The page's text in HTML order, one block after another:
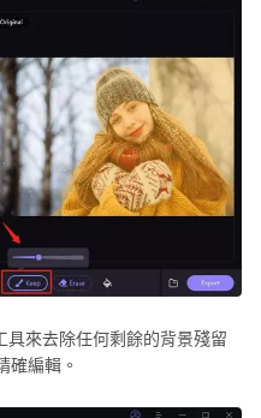
具來去除任何剩餘的背景殘留
確編輯。